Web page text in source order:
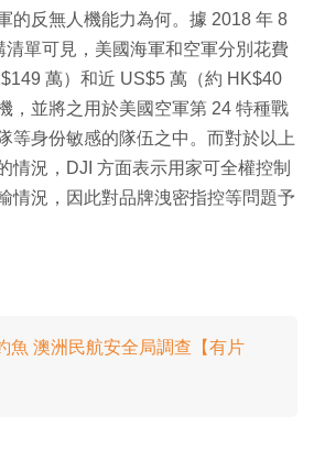
的反無人機能力為何。據 2018 年 8
清單可見，美國海軍和空軍分別花費
萬）和近 US$5 萬（約 HK$40
，並將之用於美國空軍第 24 特種戰
等身份敏感的隊伍之中。而對於以上
情況，DJI 方面表示用家可全權控制
情況，因此對品牌洩密指控等問題予
魚 澳洲民航安全局調查【有片